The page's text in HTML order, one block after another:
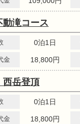
滝コース
0泊1日
金 18,800円
岳登頂
0泊1日
金 18,800円